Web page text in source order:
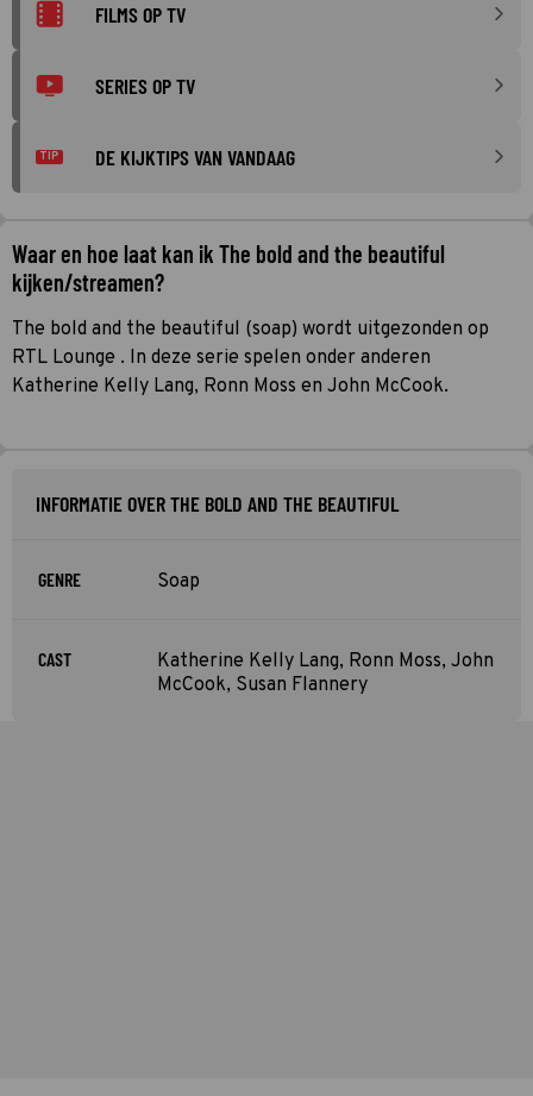
FILMS OP TV
SERIES OP TV
TIP DE KIJKTIPS VAN VANDAAG
Waar en hoe laat kan ik The bold and the beautiful
kijken/streamen?
The bold and the beautiful (soap) wordt uitgezonden op
RTL Lounge . In deze serie spelen onder anderen
Katherine Kelly Lang, Ronn Moss en John McCook.
INFORMATIE OVER THE BOLD AND THE BEAUTIFUL
GENRE Soap
CAST
Katherine Kelly Lang, Ronn Moss, John
McCook, Susan Flannery